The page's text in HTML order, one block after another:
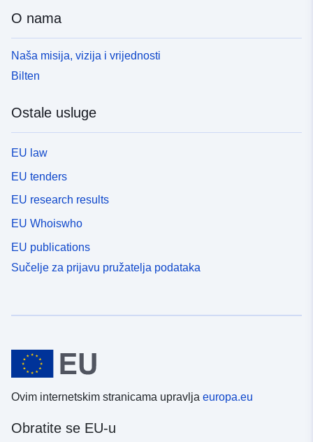
O nama
Naša misija, vizija i vrijednosti
Bilten
Ostale usluge
EU law
EU tenders
EU research results
EU Whoiswho
EU publications
Sučelje za prijavu pružatelja podataka
Ovim internetskim stranicama upravlja europa.eu
Obratite se EU-u